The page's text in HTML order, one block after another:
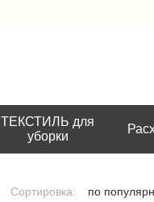
ТЕКСТИЛЬ для
уборки
Сортировка: по